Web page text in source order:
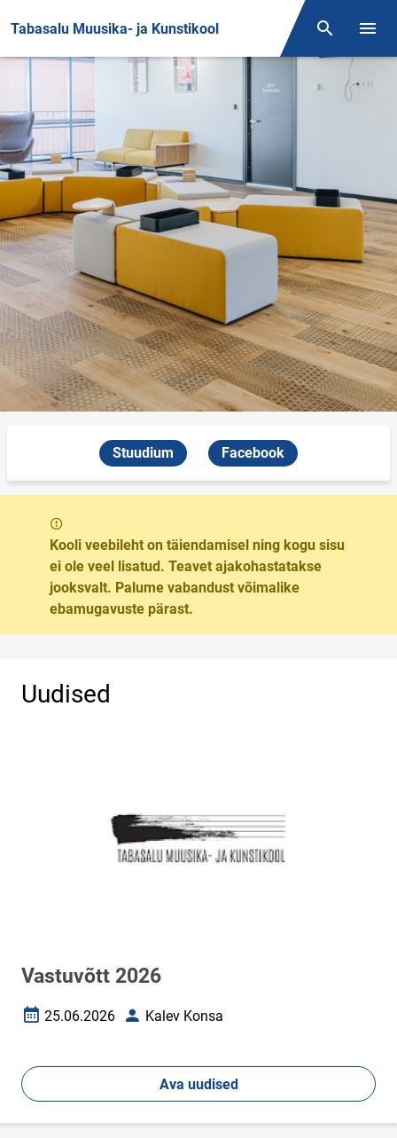
Tabasalu Muusika- ja Kunstikool Otsing
Front page
Stuudium Facebook
Kooli veebileht on täiendamisel ning kogu sisu
ei ole veel lisatud. Teavet ajakohastatakse
jooksvalt. Palume vabandust võimalike
ebamugavuste pärast.
Uudised
Vastuvõtt 2026
Loomise kuupäev
25.06.2026 AutorKalev Konsa
Ava uudised